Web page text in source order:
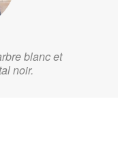
blanc et
noir.